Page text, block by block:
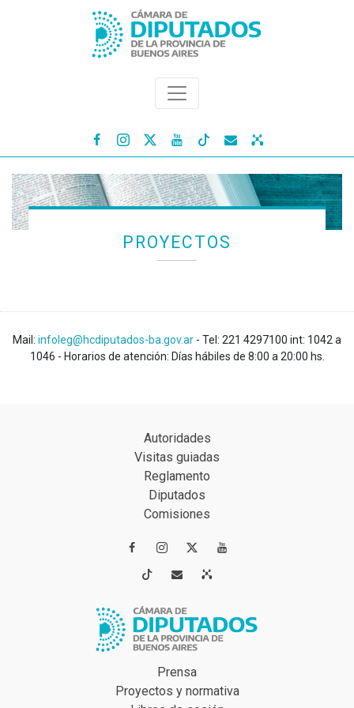
   
PROYECTOS
Mail: infoleg@hcdiputados-ba.gov.ar - Tel: 221 4297100 int: 1042 a
1046 - Horarios de atención: Días hábiles de 8:00 a 20:00 hs.
Autoridades
Visitas guiadas
Reglamento
Diputados
Comisiones
 
 
Prensa
Proyectos y normativa